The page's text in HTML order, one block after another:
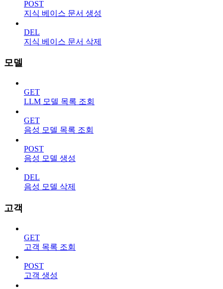
POST
지식 베이스 문서 생성
DEL
지식 베이스 문서 삭제
모델
GET
LLM 모델 목록 조회
GET
음성 모델 목록 조회
POST
음성 모델 생성
DEL
음성 모델 삭제
고객
GET
고객 목록 조회
POST
고객 생성